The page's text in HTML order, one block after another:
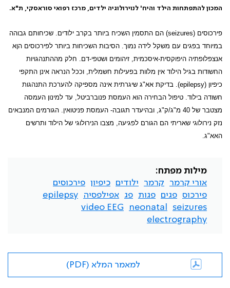
המכון להתפתחות הילד והיח' לנוירולוגיה ילדים, מרכז רפואי סוראסקי, ת"א.
פירכוסים (seizures) הם התסמין השכיח ביותר בקרב ילודים. שכיחותם גבוהה
במיוחד בפגים עם משקל לידה נמוך. הסיבות השכיחות ביותר לפירכוסים הןא
אנצפלופתיה היפוקסית-איסכמית, זיהומים ושטפי-דם. חלק מההתנהגויות
החשודות בגיל הילוד אין מלוות בפעילות חשמלית, וככל הנראה אינן התקפי
כיפיון (epilepsy). בדיקת אא"ג שיגרתית אינה מספיקה להערכת התנהגות
חשודה בילוד. טיפול הבחירה הוא העמסת פנוברביטל, עד למינון העמסה
מצטבר של 40 מ"ג/ק"ג, ובהיעדר תגובה- העמסת פניטואין. הגורמים המנבאים
נזק נירולוגי שאריתי הם הגורם לפגיעה, מצבו הנירולוגי של הילוד ותרשים
האא"ג.
מילות מפתח:
אורי קרמר
קרמר ילודים כיפיון פירכוסים
פירכוס
פגים פגות פג אפילפסיה
epilepsy
seizures
neonatal
video EEG
electrography
למאמר המלא (PDF)